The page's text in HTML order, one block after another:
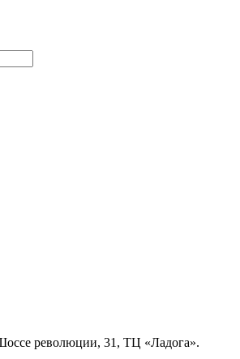
революции, 31, ТЦ «Ладога».